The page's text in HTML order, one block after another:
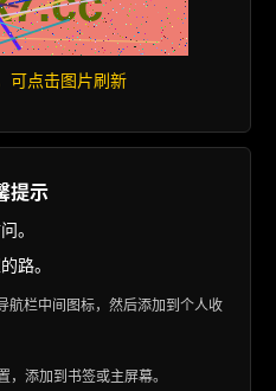
可点击图片刷新
提示
。
路。
航栏中间图标，然后添加到个人收
添加到书签或主屏幕。